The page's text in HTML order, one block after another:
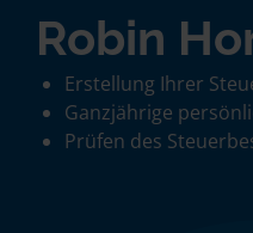
Robin
Erstellung Ihrer
Ganzjährige
Prüfen des